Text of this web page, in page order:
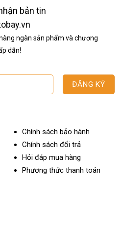
bản tin
ngàn sản phẩm và chương
dẫn!
Chính sách bảo hành
Chính sách đổi trả
Hỏi đáp mua hàng
Phương thức thanh toán